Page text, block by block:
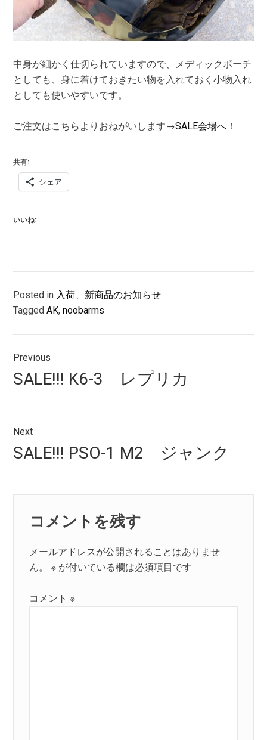
中身が細かく仕切られていますので、メディックポーチ
としても、身に着けておきたい物を入れておく小物入れ
としても使いやすいです。
ご注文はこちらよりおねがいします→SALE会場へ！
共有:
シェア
いいね:
Posted in 入荷、新商品のお知らせ
TaggedAK,noobarms
投
稿
ナ
ビ
ゲ
ー
シ
ョ
ン
Previous
Previous
post:
SALE!!! K6-3 レプリカ
Next
Next
post:
SALE!!! PSO-1 M2 ジャンク
コメントを残す
メールアドレスが公開されることはありませ
ん。
※ が付いている欄は必須項目です
コメント※